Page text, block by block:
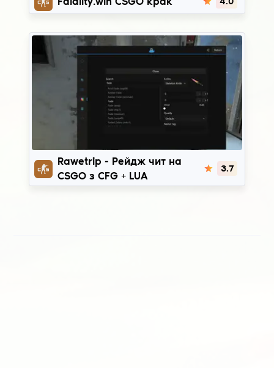
RaweTrip
Rawetrip - Рейдж чит на
CSGO з CFG + LUA
3.7